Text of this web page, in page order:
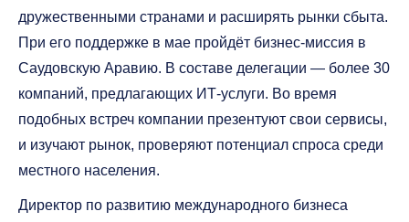
дружественными странами и расширять рынки сбыта.
При его поддержке в мае пройдёт бизнес-миссия в
Саудовскую Аравию. В составе делегации — более 30
компаний, предлагающих ИТ-услуги. Во время
подобных встреч компании презентуют свои сервисы,
и изучают рынок, проверяют потенциал спроса среди
местного населения.
Директор по развитию международного бизнеса